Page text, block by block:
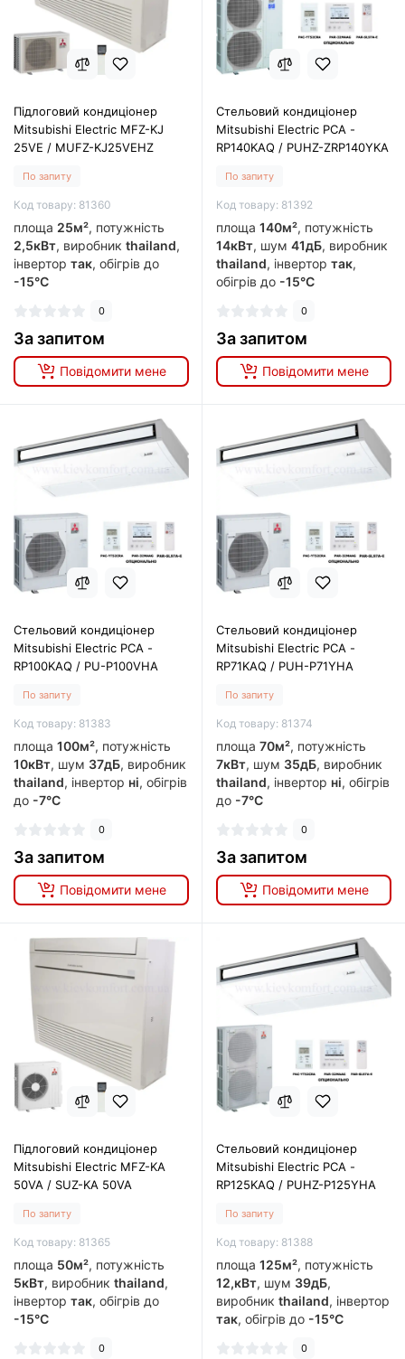
Підлоговий кондиціонер
Mitsubishi Electric MFZ-KJ
25VE / MUFZ-KJ25VEHZ
По запиту
Код товару: 81360
площа 25м², потужність
2,5кВт, виробник thailand,
інвертор так, обігрів до
-15°C
0
За запитом
Повідомити мене
Стельовий кондиціонер
Mitsubishi Electric PCA -
RP140KAQ / PUHZ-ZRP140YKA
По запиту
Код товару: 81392
площа 140м², потужність
14кВт, шум 41дБ, виробник
thailand, інвертор так,
обігрів до -15°C
0
За запитом
Повідомити мене
Стельовий кондиціонер
Mitsubishi Electric PCA -
RP100KAQ / PU-P100VHA
По запиту
Код товару: 81383
площа 100м², потужність
10кВт, шум 37дБ, виробник
thailand, інвертор ні, обігрів
до -7°C
0
За запитом
Повідомити мене
Стельовий кондиціонер
Mitsubishi Electric PCA -
RP71KAQ / PUH-P71YHA
По запиту
Код товару: 81374
площа 70м², потужність
7кВт, шум 35дБ, виробник
thailand, інвертор ні, обігрів
до -7°C
0
За запитом
Повідомити мене
Підлоговий кондиціонер
Mitsubishi Electric MFZ-KA
50VA / SUZ-KA 50VA
По запиту
Код товару: 81365
площа 50м², потужність
5кВт, виробник thailand,
інвертор так, обігрів до
-15°C
0
Стельовий кондиціонер
Mitsubishi Electric PCA -
RP125KAQ / PUHZ-P125YHA
По запиту
Код товару: 81388
площа 125м², потужність
12,кВт, шум 39дБ,
виробник thailand, інвертор
так, обігрів до -15°C
0